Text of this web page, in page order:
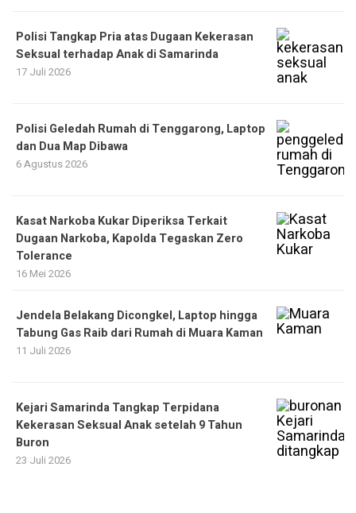
Polisi Tangkap Pria atas Dugaan Kekerasan
Seksual terhadap Anak di Samarinda
17 Juli 2026
Polisi Geledah Rumah di Tenggarong, Laptop
dan Dua Map Dibawa
6 Agustus 2026
Kasat Narkoba Kukar Diperiksa Terkait
Dugaan Narkoba, Kapolda Tegaskan Zero
Tolerance
16 Mei 2026
Jendela Belakang Dicongkel, Laptop hingga
Tabung Gas Raib dari Rumah di Muara Kaman
11 Juli 2026
Kejari Samarinda Tangkap Terpidana
Kekerasan Seksual Anak setelah 9 Tahun
Buron
23 Juli 2026